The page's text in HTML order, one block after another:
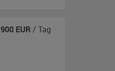
900 EUR / Tag